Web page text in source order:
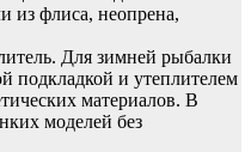
из флиса, неопрена,
Для зимней рыбалки
подкладкой и утеплителем
материалов. В
моделей без